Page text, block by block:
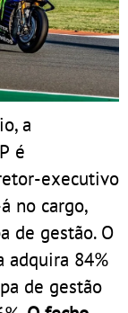
a
é
executivo
no cargo,
de gestão. O
adquira 84%
de gestão